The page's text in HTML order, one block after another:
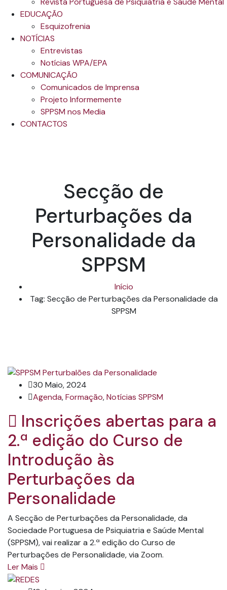
EDUCAÇÃO
Esquizofrenia
NOTÍCIAS
Entrevistas
Notícias WPA/EPA
COMUNICAÇÃO
Comunicados de Imprensa
Projeto Informemente
SPPSM nos Media
CONTACTOS
Secção de
Perturbações da
Personalidade da
SPPSM
Início
Tag: Secção de Perturbações da Personalidade da
SPPSM
30 Maio, 2024
Agenda,Formação,Notícias SPPSM
Inscrições abertas para a
2.ª edição do Curso de
Introdução às
Perturbações da
Personalidade
A Secção de Perturbações da Personalidade, da
Sociedade Portuguesa de Psiquiatria e Saúde Mental
(SPPSM), vai realizar a 2.ª edição do Curso de
Perturbações de Personalidade, via Zoom.
Ler Mais